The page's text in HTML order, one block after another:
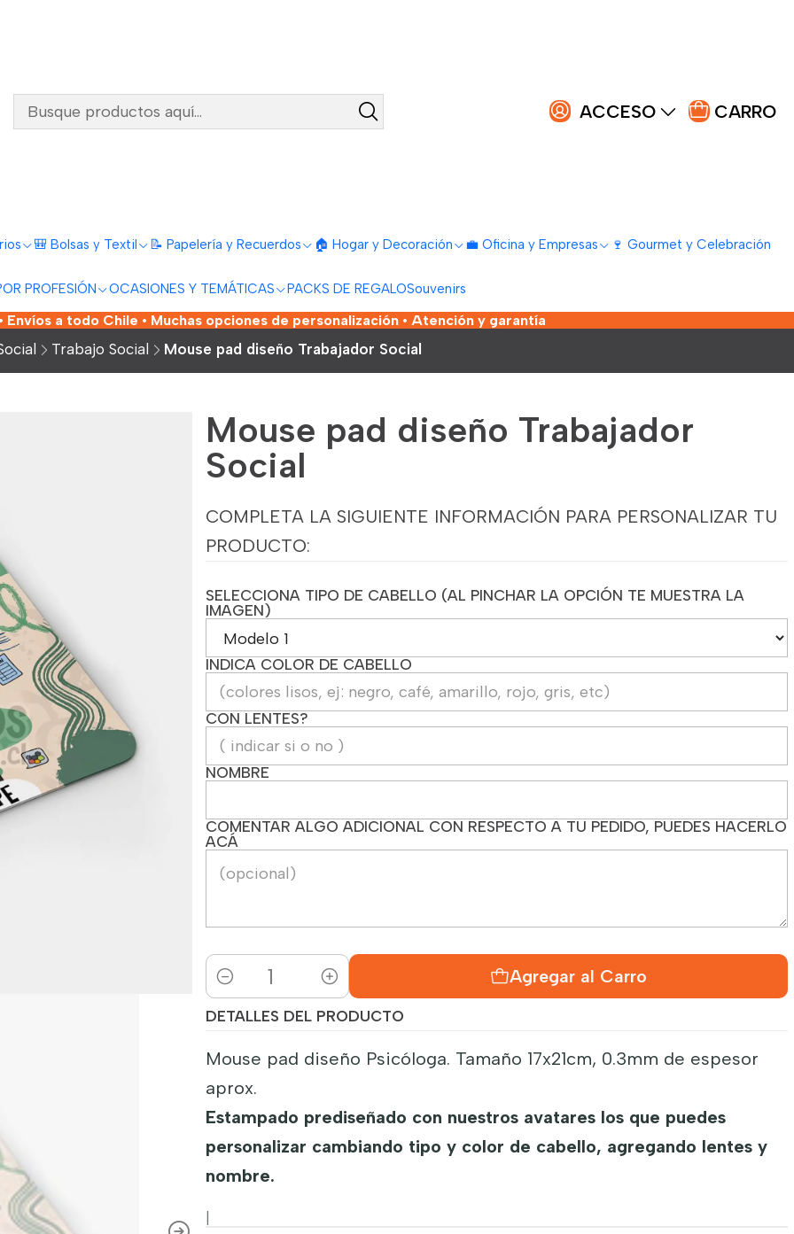
ACCESO CARRO
🎒 Bolsas y Textil 📝 Papelería y Recuerdos 🏠 Hogar y Decoración 💼 Oficina y Empresas 🍷 Gourmet y Celebración
PROFESIÓN OCASIONES Y TEMÁTICAS PACKS DE REGALOSouvenirs
Envíos a todo Chile • Muchas opciones de personalización • Atención y garantía
Trabajo Social Mouse pad diseño Trabajador Social
Mouse pad diseño Trabajador
Social
COMPLETA LA SIGUIENTE INFORMACIÓN PARA PERSONALIZAR TU
PRODUCTO:
SELECCIONA TIPO DE CABELLO (AL PINCHAR LA OPCIÓN TE MUESTRA LA
IMAGEN)
INDICA COLOR DE CABELLO
CON LENTES?
NOMBRE
COMENTAR ALGO ADICIONAL CON RESPECTO A TU PEDIDO, PUEDES HACERLO
ACÁ
Cantidad
Agregar al Carro
DETALLES DEL PRODUCTO
Mouse pad diseño Psicóloga. Tamaño 17x21cm, 0.3mm de espesor
aprox.
Estampado prediseñado con nuestros avatares los que puedes
personalizar cambiando tipo y color de cabello, agregando lentes y
nombre.